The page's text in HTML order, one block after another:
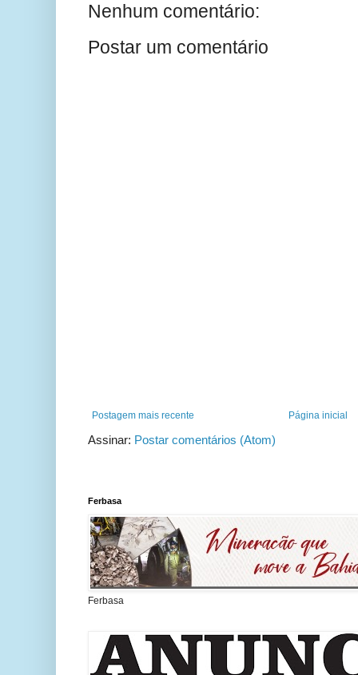
Nenhum comentário:
Postar um comentário
Postagem mais recente Página inicial
Assinar: Postar comentários (Atom)
Ferbasa
Ferbasa